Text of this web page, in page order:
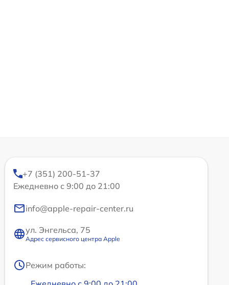
+7 (351) 200-51-37
Ежедневно с 9:00 до 21:00
info@apple-repair-center.ru
ул. Энгельса, 75
Адрес сервисного центра Apple
Режим работы: